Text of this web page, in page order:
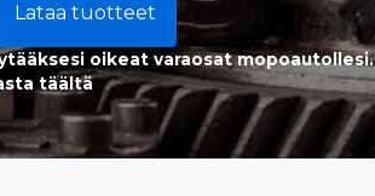
Lataa tuotteet
oikeat varaosat mopoautollesi.
täältä